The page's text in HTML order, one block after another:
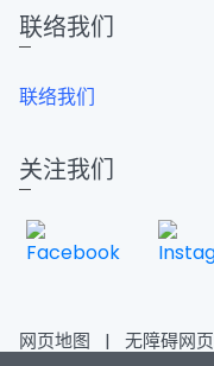
联络我们
联络我们
关注我们
网页地图 | 无障碍网页